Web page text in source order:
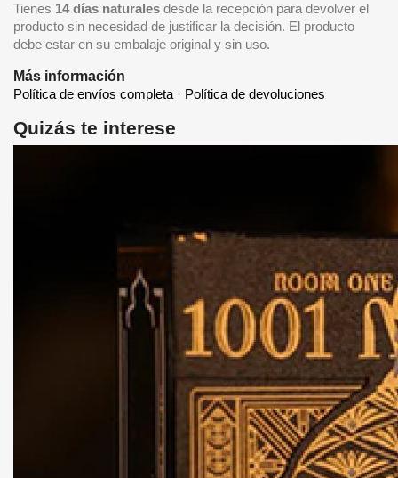
Tienes 14 días naturales desde la recepción para devolver el
producto sin necesidad de justificar la decisión. El producto
debe estar en su embalaje original y sin uso.
Más información
Política de envíos completa · Política de devoluciones
Quizás te interese